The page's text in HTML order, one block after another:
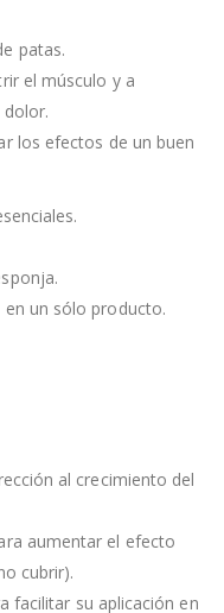
patas.
el músculo y a
los efectos de un buen
un sólo producto.
al crecimiento del
aumentar el efecto
cubrir).
facilitar su aplicación en